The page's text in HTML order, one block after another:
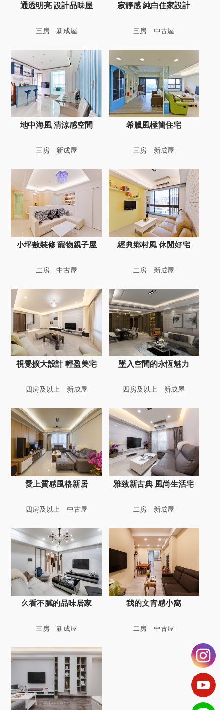
通透明亮 設計品味屋
三房 新成屋
寂靜感 純白住家設計
三房 中古屋
地中海風 清涼感空間
三房 新成屋
希臘風極簡住宅
三房 新成屋
小坪數裝修 寵物親子屋
二房 中古屋
經典鄉村風 休閒好宅
二房 新成屋
視覺擴大設計 輕盈美宅
四房及以上 新成屋
墜入空間的永恆魅力
四房及以上 新成屋
愛上質感風格新居
四房及以上 中古屋
雅致新古典 風尚生活宅
二房 新成屋
久看不膩的品味居家
三房 新成屋
我的文青感小窩
二房 中古屋